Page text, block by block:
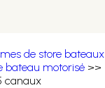
de store bateaux
bateau motorisé >>
canaux